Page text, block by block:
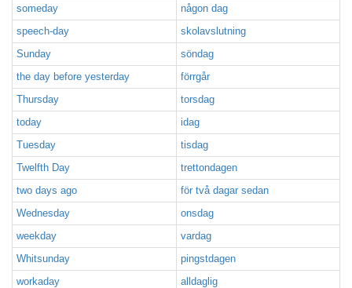
someday
någon dag
speech-day
skolavslutning
Sunday
söndag
the day before yesterday
förrgår
Thursday
torsdag
today
idag
Tuesday
tisdag
Twelfth Day
trettondagen
two days ago
för två dagar sedan
Wednesday
onsdag
weekday
vardag
Whitsunday
pingstdagen
workaday
alldaglig